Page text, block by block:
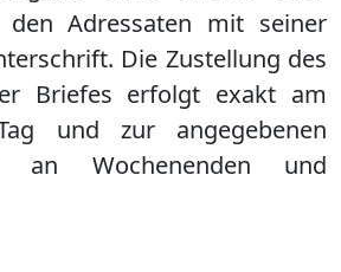
den Adressaten mit seiner
Die Zustellung des
Briefes erfolgt exakt am
und zur angegebenen
an Wochenenden und